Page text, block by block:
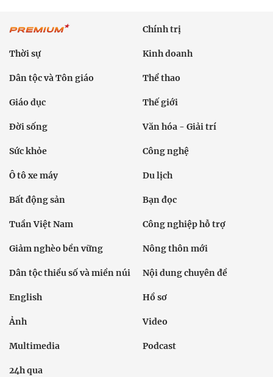
Chính trị
Thời sự Kinh doanh
Dân tộc và Tôn giáo Thể thao
Giáo dục Thế giới
Đời sống Văn hóa - Giải trí
Sức khỏe Công nghệ
Ô tô xe máy Du lịch
Bất động sản Bạn đọc
Tuần Việt Nam Công nghiệp hỗ trợ
Giảm nghèo bền vững Nông thôn mới
Dân tộc thiểu số và miền núi Nội dung chuyên đề
English Hồ sơ
Ảnh Video
Multimedia Podcast
24h qua